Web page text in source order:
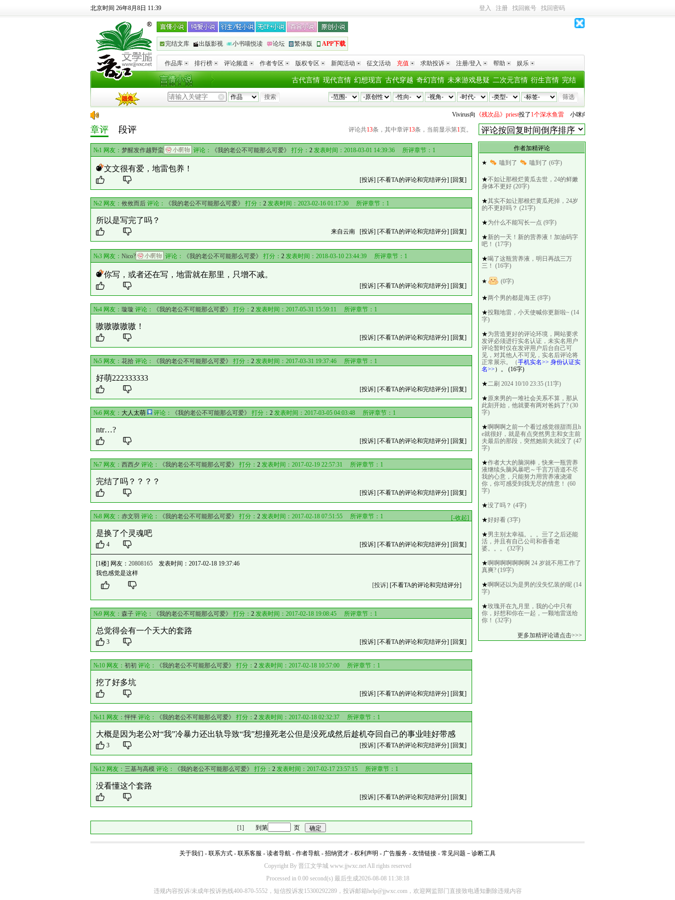
北京时间 26年8月8日 11:39 登入 注册 找回账号 找回密码
完结文库 出版影视 小书喵悦读 论坛 繁体版 APP下载
作品库 排行榜 评论频道 作者专区 版权专区 新闻活动 征文活动 充值 求助投诉 注册/登入 帮助 娱乐
完结
衍生言情
二次元言情
未来游戏悬疑
奇幻言情
古代穿越
幻想现言
现代言情
古代言情
Vivirus向《残次品》priest投了1个深水鱼雷 小咪向《六爻》priest
章评 段评 评论共13条，其中章评13条，当前显示第1页。
№1 网友： 梦醒发作越野蛮 评论： 《我的老公不可能那么可爱》 打分：2 发表时间：2018-03-01 14:39:36 所评章节： 1
文文很有爱，地雷包养！
[投诉] [不看TA的评论和完结评分] [回复]
№2 网友： 攸攸而后 评论： 《我的老公不可能那么可爱》 打分： 2 发表时间：2023-02-16 01:17:30 所评章节： 1
所以是写完了吗？
来自云南 [投诉] [不看TA的评论和完结评分] [回复]
№3 网友： Nico? 评论： 《我的老公不可能那么可爱》 打分：2 发表时间：2018-03-10 23:44:39 所评章节： 1
你写，或者还在写，地雷就在那里，只增不减。
[投诉] [不看TA的评论和完结评分] [回复]
№4 网友： 璇璇 评论： 《我的老公不可能那么可爱》 打分： 2 发表时间：2017-05-31 15:59:11 所评章节： 1
嗷嗷嗷嗷嗷！
[投诉] [不看TA的评论和完结评分] [回复]
№5 网友： 花拾 评论： 《我的老公不可能那么可爱》 打分： 2 发表时间：2017-03-31 19:37:46 所评章节： 1
好萌222333333
[投诉] [不看TA的评论和完结评分] [回复]
№6 网友： 大人太萌 评论： 《我的老公不可能那么可爱》 打分： 2发表时间：2017-03-05 04:03:48 所评章节： 1
ntr…?
[投诉] [不看TA的评论和完结评分] [回复]
№7 网友： 西西夕 评论： 《我的老公不可能那么可爱》 打分： 2 发表时间：2017-02-19 22:57:31 所评章节： 1
完结了吗？？？？
[投诉] [不看TA的评论和完结评分] [回复]
[-收起]
№8 网友： 赤文羽 评论： 《我的老公不可能那么可爱》 打分： 2 发表时间：2017-02-18 07:51:55 所评章节： 1
是换了个灵魂吧
4 [投诉] [不看TA的评论和完结评分] [回复]
[1楼] 网友： 20808165 发表时间：2017-02-18 19:37:46
我也感觉是这样
[投诉] [不看TA的评论和完结评分]
№9 网友： 森子 评论： 《我的老公不可能那么可爱》 打分： 2 发表时间：2017-02-18 19:08:45 所评章节： 1
总觉得会有一个天大的套路
3 [投诉] [不看TA的评论和完结评分] [回复]
№10 网友： 初初 评论： 《我的老公不可能那么可爱》 打分： 2 发表时间：2017-02-18 10:57:00 所评章节： 1
挖了好多坑
[投诉] [不看TA的评论和完结评分] [回复]
№11 网友： 怦怦 评论： 《我的老公不可能那么可爱》 打分： 2 发表时间：2017-02-18 02:32:37 所评章节： 1
大概是因为老公对“我”冷暴力还出轨导致“我”想撞死老公但是没死成然后趁机夺回自己的事业哇好带感
3 [投诉] [不看TA的评论和完结评分] [回复]
№12 网友： 三基与高模 评论： 《我的老公不可能那么可爱》 打分： 2 发表时间：2017-02-17 23:57:15 所评章节： 1
没看懂这个套路
[投诉] [不看TA的评论和完结评分] [回复]
[1] 到第 页
作者加精评论
★ 嗑到了 嗑到了 (6字)
★不如让那根烂黄瓜去世，24的鲜嫩
身体不更好 (20字)
★其实不如让那根烂黄瓜死掉，24岁
的不更好吗？ (21字)
★为什么不能写长一点 (9字)
★新的一天！新的营养液！加油码字
吧！ (17字)
★喝了这瓶营养液，明日再战三万
三！ (16字)
★ (0字)
★两个男的都是海王 (8字)
★投颗地雷，小天使喊你更新啦~ (14
字)
★为营造更好的评论环境，网站要求
发评必须进行实名认证，未实名用户
评论暂时仅在发评用户后台自己可
见，对其他人不可见，实名后评论将
正常展示。（手机实名>> 身份认证实
名>> ）。 (16字)
★二刷 2024 10/10 23:35 (11字)
★原来男的一堆社会关系不算，那从
此刻开始，他就要有两对爸妈了? (30
字)
★啊啊啊之前一个看过感觉很甜而且h
e就很好，就是有点突然男主和女主前
夫最后的那段，突然她前夫就没了 (47
字)
★作者大大的脑洞棒，快来一瓶营养
液继续头脑风暴吧～千言万语道不尽
我的心意，只能努力用营养液浇灌
你，你可感受到我无尽的情意！ (60
字)
★没了吗？ (4字)
★好好看 (3字)
★男主别太幸福。。。亖了之后还能
活，并且有自己公司和香香老
婆。。。 (32字)
★啊啊啊啊啊啊啊 24 岁就不用工作了
真爽? (19字)
★啊啊还以为是男的没失忆装的呢 (14
字)
★玫瑰开在九月里，我的心中只有
你，好想和你在一起，一颗地雷送给
你！ (32字)
更多加精评论请点击>>>
关于我们 - 联系方式 - 联系客服 - 读者导航 - 作者导航 - 招纳贤才 - 权利声明 - 广告服务 - 友情链接 - 常见问题 － 诊断工具
Copyright By 晋江文学城 www.jjwxc.net All rights reserved
Processed in 0.00 second(s) 最后生成2026-08-08 11:38:18
违规内容投诉/未成年投诉热线400-870-5552，短信投诉发15300292289，投诉邮箱help@jjwxc.com，欢迎网监部门直接致电通知删除违规内容